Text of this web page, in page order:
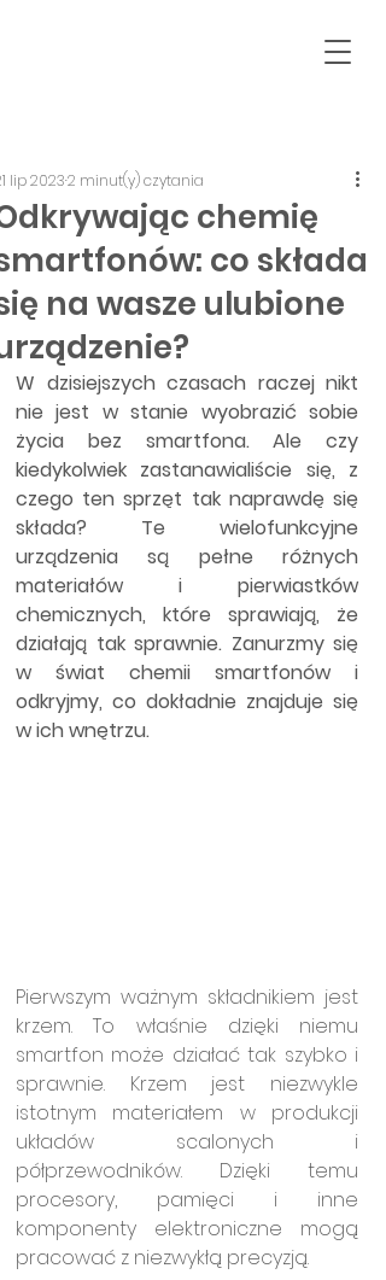
chemię
co składa
na wasze ulubione
lip 20232 minut(y) czytania
W dzisiejszych czasach raczej nikt
nie jest w stanie wyobrazić sobie
życia bez smartfona. Ale czy
kiedykolwiek zastanawialiście się, z
czego ten sprzęt tak naprawdę się
składa? Te wielofunkcyjne
urządzenia są pełne różnych
materiałów i pierwiastków
chemicznych, które sprawiają, że
działają tak sprawnie. Zanurzmy się
w świat chemii smartfonów i
odkryjmy, co dokładnie znajduje się
w ich wnętrzu.
Pierwszym ważnym składnikiem jest
krzem. To właśnie dzięki niemu
smartfon może działać tak szybko i
sprawnie. Krzem jest niezwykle
istotnym materiałem w produkcji
układów scalonych i
półprzewodników. Dzięki temu
procesory, pamięci i inne
komponenty elektroniczne mogą
pracować z niezwykłą precyzją.